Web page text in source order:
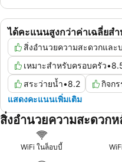
ได้คะแนนสูงกว่าค่าเฉลี่ยส
สิ่งอำนวยความสะดวกและ
เหมาะสำหรับครอบครัว•
สระว่ายน้ำ•8.2 กิจก
แสดงคะแนนเพิ่มเติม
สิ่งอำนวยความสะดวกห
WiFi ในล็อบบี้